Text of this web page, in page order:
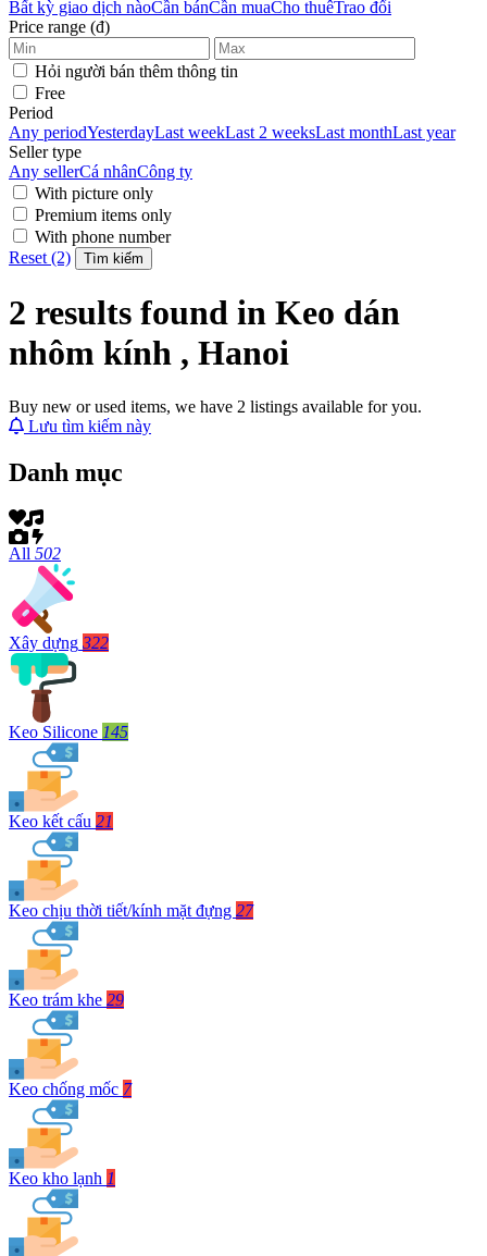
Bất kỳ giao dịch nàoCần bánCần muaCho thuêTrao đổi
Price range (đ)
Hỏi người bán thêm thông tin
Free
Period
Any periodYesterdayLast weekLast 2 weeksLast monthLast year
Seller type
Any sellerCá nhânCông ty
With picture only
Premium items only
With phone number
Reset (2)
Tìm kiếm
2 results found in Keo dán
nhôm kính , Hanoi
Buy new or used items, we have 2 listings available for you.
Lưu tìm kiếm này
Danh mục
All 502
Xây dựng 322
Keo Silicone 145
Keo kết cấu 21
Keo chịu thời tiết/kính mặt đựng 27
Keo trám khe 29
Keo chống mốc 7
Keo kho lạnh 1